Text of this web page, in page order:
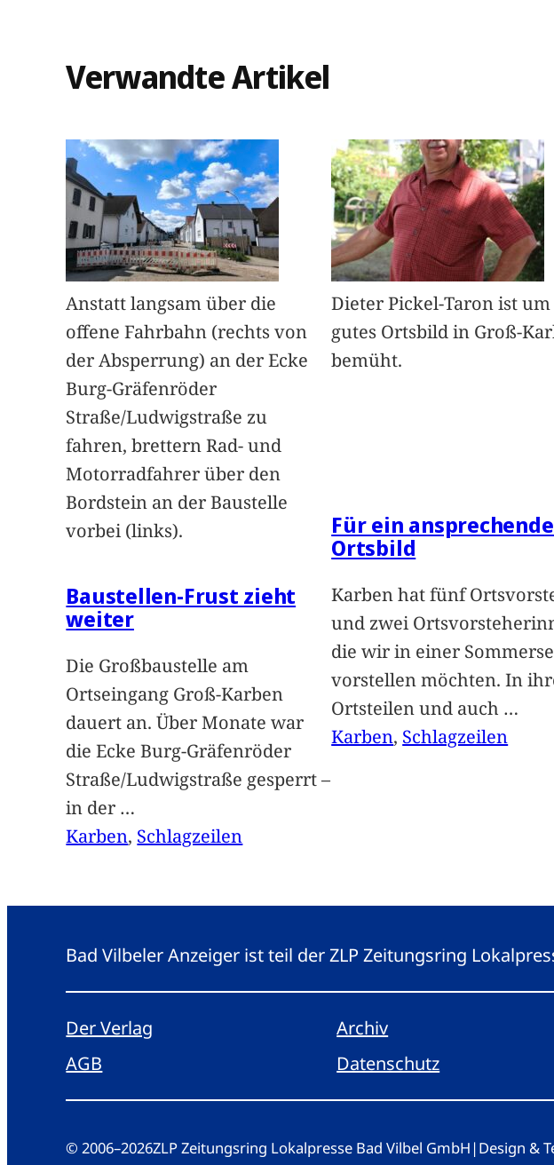
Verwandte Artikel
Anstatt langsam über die
offene Fahrbahn (rechts von
der Absperrung) an der Ecke
Burg-Gräfenröder
Straße/Ludwigstraße zu
fahren, brettern Rad- und
Motorradfahrer über den
Bordstein an der Baustelle
vorbei (links).
Baustellen-Frust zieht
weiter
Die Großbaustelle am
Ortseingang Groß-Karben
dauert an. Über Monate war
die Ecke Burg-Gräfenröder
Straße/Ludwigstraße gesperrt –
in der …
Karben, Schlagzeilen
Dieter Pickel-Taron ist
gutes Ortsbild in Groß-
bemüht.
Für ein
Ortsbild
Karben hat fünf
und zwei
die wir in einer
vorstellen möchten. In
Ortsteilen und auch …
Karben, Schlagzeilen
Bad Vilbeler Anzeiger ist teil der ZLP Zeitungsring
Der Verlag Archiv
AGB
Datenschutz
© 2006–2026ZLP Zeitungsring Lokalpresse Bad Vilbel GmbH |Design &